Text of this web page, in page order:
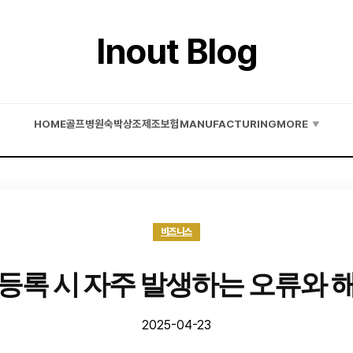
Inout Blog
HOME골프병원숙박상조제조보험MANUFACTURINGMORE ▼
비즈니스
록 시 자주 발생하는 오류와
2025-04-23